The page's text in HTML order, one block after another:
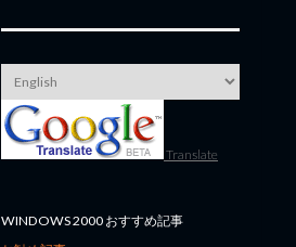
Translate
WINDOWS 2000 おすすめ記事